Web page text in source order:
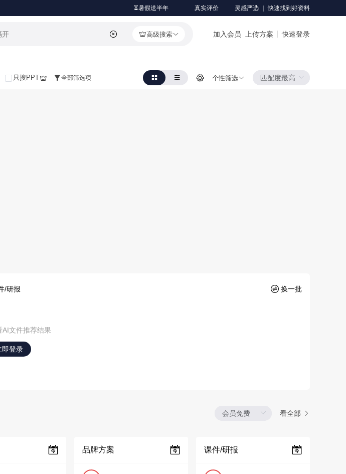
⏳暑假送半年 真实评价 灵感严选 ｜ 快速找到好资料
高级搜索 加入会员 上传方案 快速登录
只搜PPT 全部筛选项 个性筛选
/研报 换一批
AI文件推荐结果
即登录
看全部
品牌方案 课件/研报